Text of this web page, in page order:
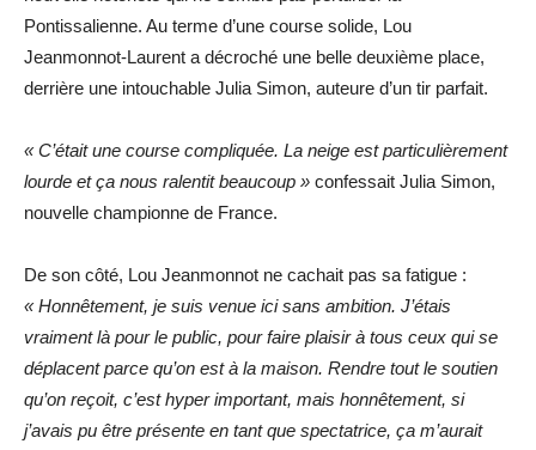
Pontissalienne. Au terme d’une course solide, Lou
Jeanmonnot-Laurent a décroché une belle deuxième place,
derrière une intouchable Julia Simon, auteure d’un tir parfait.
« C’était une course compliquée. La neige est particulièrement
lourde et ça nous ralentit beaucoup » confessait Julia Simon,
nouvelle championne de France.
De son côté, Lou Jeanmonnot ne cachait pas sa fatigue :
« Honnêtement, je suis venue ici sans ambition. J’étais
vraiment là pour le public, pour faire plaisir à tous ceux qui se
déplacent parce qu’on est à la maison. Rendre tout le soutien
qu’on reçoit, c’est hyper important, mais honnêtement, si
j’avais pu être présente en tant que spectatrice, ça m’aurait